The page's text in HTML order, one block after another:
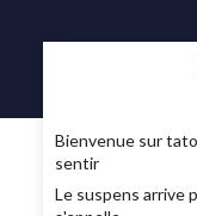
Bienvenue sur
sentir
Le suspens arrive